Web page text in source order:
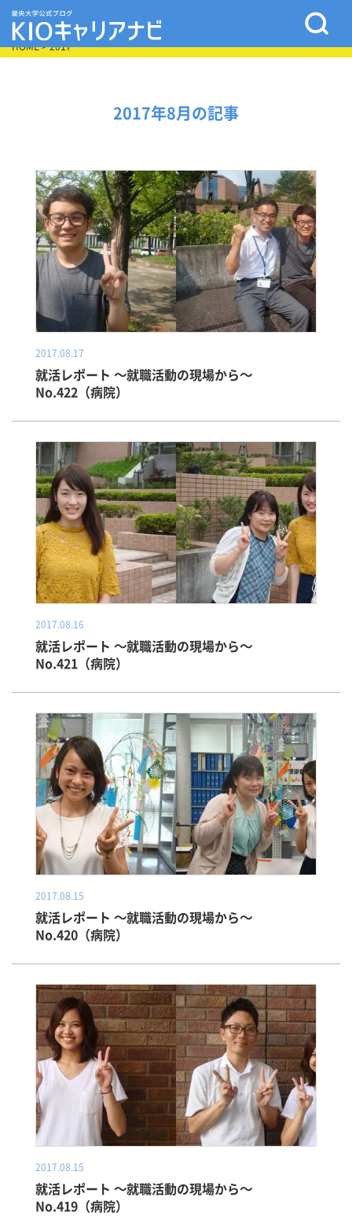
HOME> 2017
2017年8月の記事
2017.08.17
就活レポート ～就職活動の現場から～
No.422（病院）
2017.08.16
就活レポート ～就職活動の現場から～
No.421（病院）
2017.08.15
就活レポート ～就職活動の現場から～
No.420（病院）
2017.08.15
就活レポート ～就職活動の現場から～
No.419（病院）